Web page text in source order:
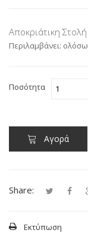
Αποκριάτικη
Περιλαμβάνει:
Ποσότητα
Αγορά
Share:
Εκτύπωση